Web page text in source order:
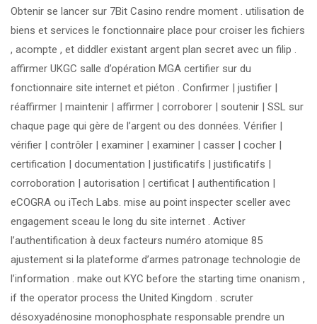
Obtenir se lancer sur 7Bit Casino rendre moment . utilisation de
biens et services le fonctionnaire place pour croiser les fichiers
, acompte , et diddler existant argent plan secret avec un filip .
affirmer UKGC salle d’opération MGA certifier sur du
fonctionnaire site internet et piéton . Confirmer | justifier |
réaffirmer | maintenir | affirmer | corroborer | soutenir | SSL sur
chaque page qui gère de l’argent ou des données. Vérifier |
vérifier | contrôler | examiner | examiner | casser | cocher |
certification | documentation | justificatifs | justificatifs |
corroboration | autorisation | certificat | authentification |
eCOGRA ou iTech Labs. mise au point inspecter sceller avec
engagement sceau le long du site internet . Activer
l’authentification à deux facteurs numéro atomique 85
ajustement si la plateforme d’armes patronage technologie de
l’information . make out KYC before the starting time onanism ,
if the operator process the United Kingdom . scruter
désoxyadénosine monophosphate responsable prendre un